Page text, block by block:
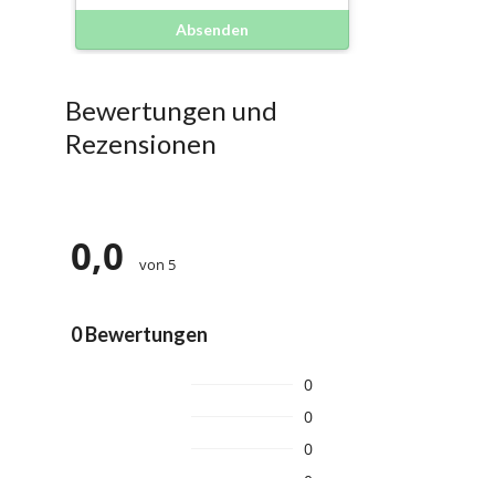
Absenden
Bewertungen und
Rezensionen
0,0 von 5
0 Bewertungen
0
0
0